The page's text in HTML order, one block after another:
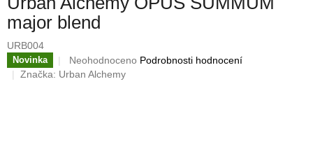
major blend
URB004
Novinka
Průměrné
hodnocení
Neohodnoceno Podrobnosti hodnocení
Značka: Urban Alchemy